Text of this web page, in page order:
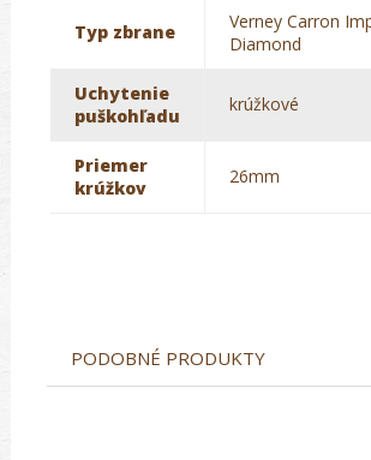
Typ zbrane
Verney Carron
Diamond
Uchytenie
puškohľadu
krúžkové
Priemer
krúžkov
26mm
PODOBNÉ PRODUKTY